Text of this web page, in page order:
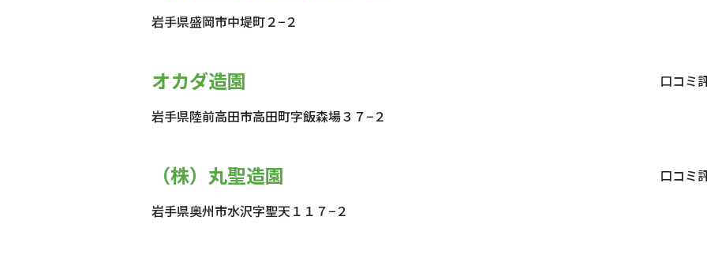
岩手県盛岡市中堤町２−２
オカダ造園 口コミ
岩手県陸前高田市高田町字飯森場３７−２
（株）丸聖造園 口コミ
岩手県奥州市水沢字聖天１１７−２